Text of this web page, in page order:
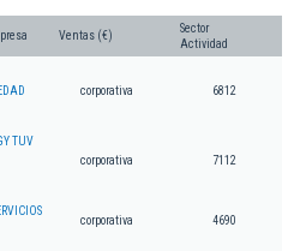
Ventas (€)
Sector
Actividad
corporativa 6812
TUV
corporativa 7112
corporativa 4690